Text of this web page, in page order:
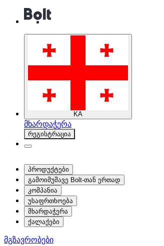
KA
მხარდაჭერა
რეგისტრაცია
პროდუქტები
გამოიმუშავე Bolt-თან ერთად
კომპანია
უსაფრთხოება
მხარდაჭერა
ქალაქები
მგზავრობები